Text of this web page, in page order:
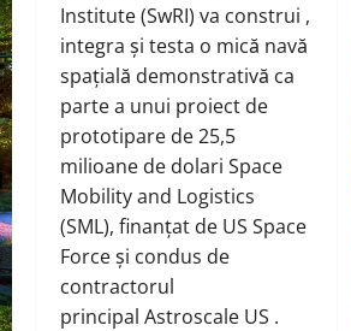
Institute (SwRI) va construi ,
integra și testa o mică navă
spațială demonstrativă ca
parte a unui proiect de
prototipare de 25,5
milioane de dolari Space
Mobility and Logistics
(SML), finanțat de US Space
Force și condus de
contractorul
principal Astroscale US .